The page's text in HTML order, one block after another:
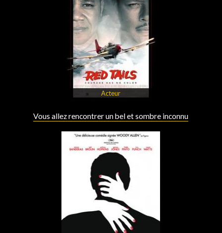
Acteur
Vous allez rencontrer un bel et sombre inconnu